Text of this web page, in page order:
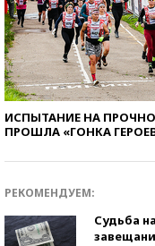
ИСПЫТАНИЕ НА
ПРОШЛА «ГОНКА
РЕКОМЕНДУЕМ:
Судьба